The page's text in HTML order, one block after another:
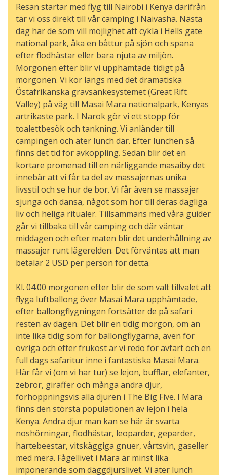
Resan startar med flyg till Nairobi i Kenya därifrån
tar vi oss direkt till vår camping i Naivasha. Nästa
dag har de som vill möjlighet att cykla i Hells gate
national park, åka en båttur på sjön och spana
efter flodhästar eller bara njuta av miljön.
Morgonen efter blir vi upphämtade tidigt på
morgonen. Vi kör längs med det dramatiska
Östafrikanska gravsänkesystemet (Great Rift
Valley) på väg till Masai Mara nationalpark, Kenyas
artrikaste park. I Narok gör vi ett stopp för
toalettbesök och tankning. Vi anländer till
campingen och äter lunch där. Efter lunchen så
finns det tid för avkoppling. Sedan blir det en
kortare promenad till en närliggande masaiby det
innebär att vi får ta del av massajernas unika
livsstil och se hur de bor. Vi får även se massajer
sjunga och dansa, något som hör till deras dagliga
liv och heliga ritualer. Tillsammans med våra guider
går vi tillbaka till vår camping och där väntar
middagen och efter maten blir det underhållning av
massajer runt lägerelden. Det förväntas att man
betalar 2 USD per person för detta.
Kl. 04.00 morgonen efter blir de som valt tillvalet att
flyga luftballong över Masai Mara upphämtade,
efter ballongflygningen fortsätter de på safari
resten av dagen. Det blir en tidig morgon, om än
inte lika tidig som för ballongflygarna, även för
övriga och efter frukost är vi redo för avfart och en
full dags safaritur inne i fantastiska Masai Mara.
Här får vi (om vi har tur) se lejon, bufflar, elefanter,
zebror, giraffer och många andra djur,
förhoppningsvis alla djuren i The Big Five. I Mara
finns den största populationen av lejon i hela
Kenya. Andra djur man kan se här är svarta
noshörningar, flodhästar, leoparder, geparder,
hartebeestar, vitskäggiga gnuer, vårtsvin, gaseller
med mera. Fågellivet i Mara är minst lika
imponerande som däggdjurslivet. Vi äter lunch